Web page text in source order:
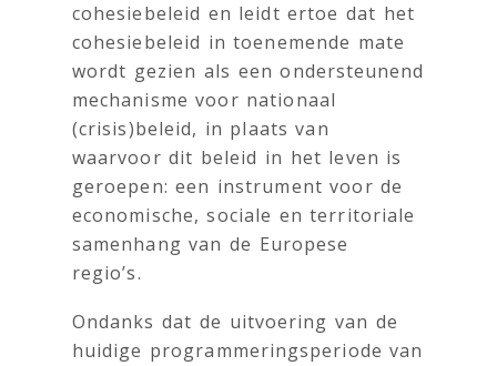
cohesiebeleid en leidt ertoe dat het
cohesiebeleid in toenemende mate
wordt gezien als een ondersteunend
mechanisme voor nationaal
(crisis)beleid, in plaats van
waarvoor dit beleid in het leven is
geroepen: een instrument voor de
economische, sociale en territoriale
samenhang van de Europese
regio’s.
Ondanks dat de uitvoering van de
huidige programmeringsperiode van